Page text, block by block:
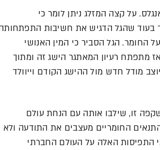
על קצה המזלג ניתן לומר כי
בעוד שהגל הדגיש את חשיבות
החומר. הגל הסביר כי המין האנושי
מתפתח רעיון המאתגר הישג זה ומתוך
מודל חדש מול ההישג הקודם וייוולד
זו, שילבו אותה עם הנחת עולם
החומריים מעצבים את התודעה ולא
התפיסות האלה על העולם החברתי